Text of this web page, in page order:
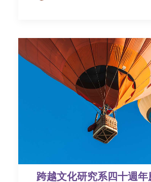
跨越文化研究系四十週